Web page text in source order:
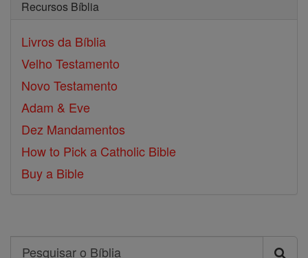
Recursos Bíblia
Livros da Bíblia
Velho Testamento
Novo Testamento
Adam & Eve
Dez Mandamentos
How to Pick a Catholic Bible
Buy a Bible
Search